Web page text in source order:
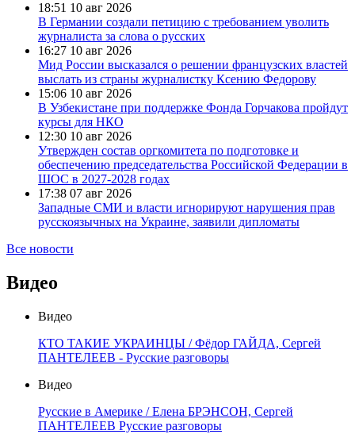
18:51 10 авг 2026
В Германии создали петицию с требованием уволить
журналиста за слова о русских
16:27 10 авг 2026
Мид России высказался о решении французских властей
выслать из страны журналистку Ксению Федорову
15:06 10 авг 2026
В Узбекистане при поддержке Фонда Горчакова пройдут
курсы для НКО
12:30 10 авг 2026
Утвержден состав оргкомитета по подготовке и
обеспечению председательства Российской Федерации в
ШОС в 2027-2028 годах
17:38 07 авг 2026
Западные СМИ и власти игнорируют нарушения прав
русскоязычных на Украине, заявили дипломаты
Все новости
Видео
Видео
КТО ТАКИЕ УКРАИНЦЫ / Фёдор ГАЙДА, Сергей
ПАНТЕЛЕЕВ - Русские разговоры
Видео
Русские в Америке / Елена БРЭНСОН, Сергей
ПАНТЕЛЕЕВ Русские разговоры